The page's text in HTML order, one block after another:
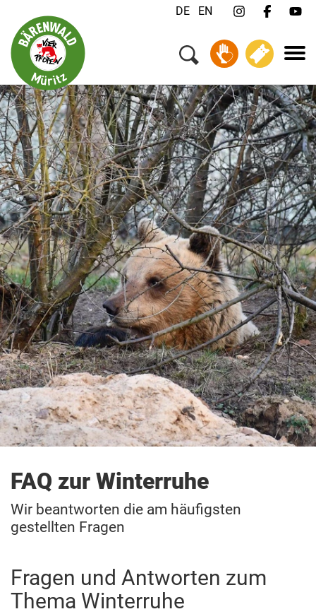
DE EN
FAQ zur Winterruhe
Wir beantworten die am häufigsten
gestellten Fragen
Fragen und Antworten zum
Thema Winterruhe
Menü
Ihr Besuch
Tiere & Tierschutz
Über uns
Jobs
FAQ
Kontakt
Newsletter
Spenden
Tickets